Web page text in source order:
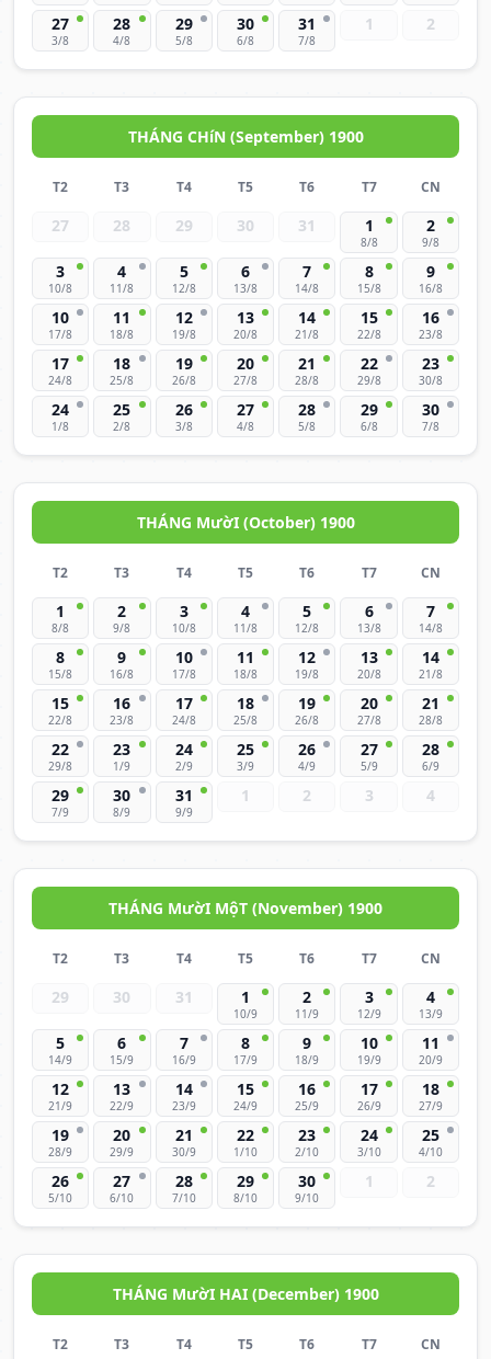
27
3/8
28
4/8
29
5/8
30
6/8
31
7/8
1 2
THÁNG CHíN (September) 1900
T2 T3 T4 T5 T6 T7 CN
27 28 29 30 31 1
8/8
2
9/8
3
10/8
4
11/8
5
12/8
6
13/8
7
14/8
8
15/8
9
16/8
10
17/8
11
18/8
12
19/8
13
20/8
14
21/8
15
22/8
16
23/8
17
24/8
18
25/8
19
26/8
20
27/8
21
28/8
22
29/8
23
30/8
24
1/8
25
2/8
26
3/8
27
4/8
28
5/8
29
6/8
30
7/8
THÁNG MườI (October) 1900
T2 T3 T4 T5 T6 T7 CN
1
8/8
2
9/8
3
10/8
4
11/8
5
12/8
6
13/8
7
14/8
8
15/8
9
16/8
10
17/8
11
18/8
12
19/8
13
20/8
14
21/8
15
22/8
16
23/8
17
24/8
18
25/8
19
26/8
20
27/8
21
28/8
22
29/8
23
1/9
24
2/9
25
3/9
26
4/9
27
5/9
28
6/9
29
7/9
30
8/9
31
9/9
1 2 3 4
THÁNG MườI MộT (November) 1900
T2 T3 T4 T5 T6 T7 CN
29 30 31 1
10/9
2
11/9
3
12/9
4
13/9
5
14/9
6
15/9
7
16/9
8
17/9
9
18/9
10
19/9
11
20/9
12
21/9
13
22/9
14
23/9
15
24/9
16
25/9
17
26/9
18
27/9
19
28/9
20
29/9
21
30/9
22
1/10
23
2/10
24
3/10
25
4/10
26
5/10
27
6/10
28
7/10
29
8/10
30
9/10
1 2
THÁNG MườI HAI (December) 1900
T2 T3 T4 T5 T6 T7 CN